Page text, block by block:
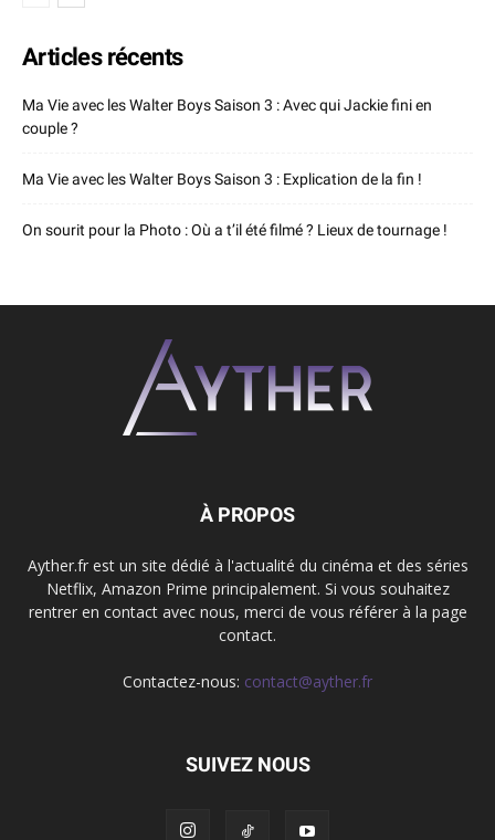
Articles récents
Ma Vie avec les Walter Boys Saison 3 : Avec qui Jackie fini en
couple ?
Ma Vie avec les Walter Boys Saison 3 : Explication de la fin !
On sourit pour la Photo : Où a t’il été filmé ? Lieux de tournage !
À PROPOS
Ayther.fr est un site dédié à l'actualité du cinéma et des séries
Netflix, Amazon Prime principalement. Si vous souhaitez
rentrer en contact avec nous, merci de vous référer à la page
contact.
Contactez-nous: contact@ayther.fr
SUIVEZ NOUS